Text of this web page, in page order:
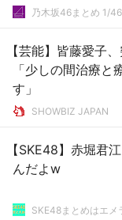
う・・・
乃木坂46まとめ 1/46
【芸能】皆藤愛子
「少しの間治療と
す」
SHOWBIZ JAPAN
【SKE48】赤堀君
んだよw
SKE48まとめはエメ